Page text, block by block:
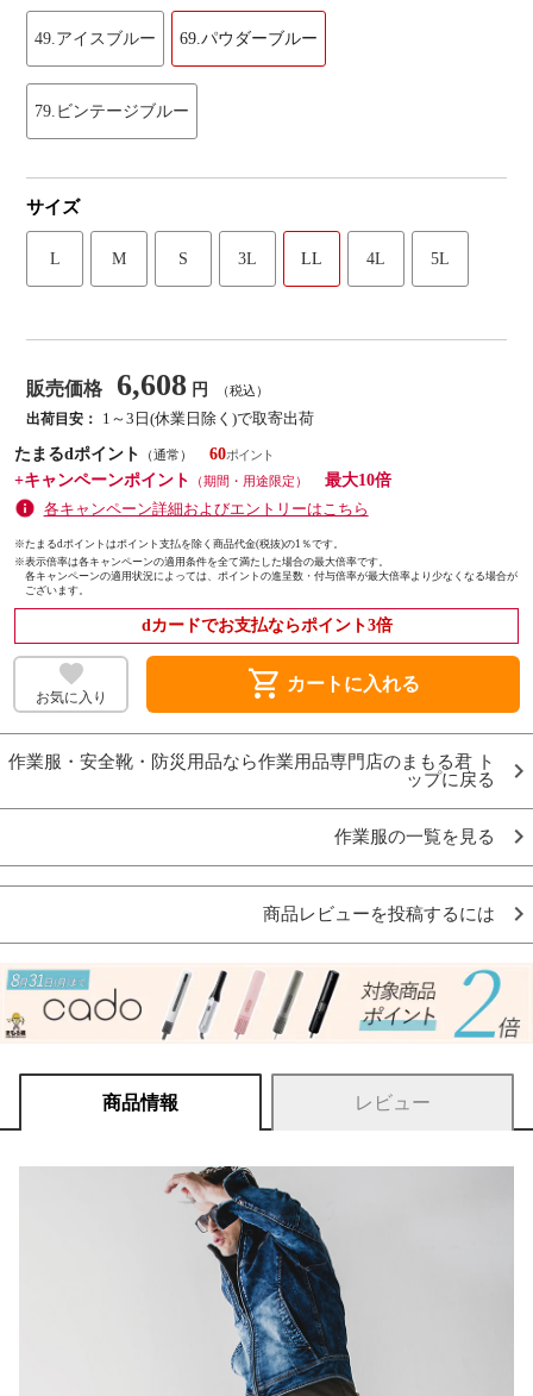
49.アイスブルー 69.パウダーブルー
79.ビンテージブルー
サイズ
L M S 3L LL 4L 5L
販売価格 6,608 円 （税込）
出荷目安：
1～3日(休業日除く)で取寄出荷
たまるdポイント
（通常）
60
+キャンペーンポイント
（期間・用途限定）
最大10倍
各キャンペーン詳細およびエントリーはこちら
※たまるdポイントはポイント支払を除く商品代金(税抜)の1％です。
※表示倍率は各キャンペーンの適用条件を全て満たした場合の最大倍率です。
各キャンペーンの適用状況によっては、ポイントの進呈数・付与倍率が最大倍率より少なくなる場合が
ございます。
dカードでお支払ならポイント3倍
お気に入り shopping_cart カートに入れる
作業服・安全靴・防災用品なら作業用品専門店のまもる君 ト
ップに戻る
作業服の一覧を見る
商品レビューを投稿するには
商品情報 レビュー